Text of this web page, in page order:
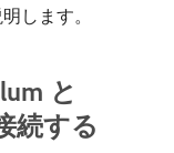
します。
と
続する